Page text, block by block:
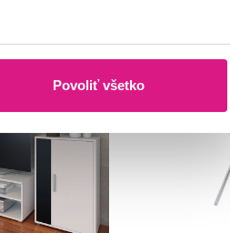
Povoliť všetko